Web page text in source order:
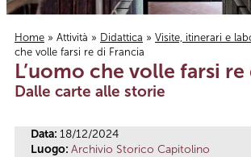
Tu sei qui
Home » Attività » Didattica » Visite, itinerari e
che volle farsi re di Francia
L’uomo che volle farsi re
Dalle carte alle storie
Data: 18/12/2024
Luogo: Archivio Storico Capitolino